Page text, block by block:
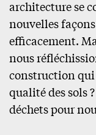
architecture se
nouvelles
efficacement.
nous
construction
qualité des sols
déchets pour